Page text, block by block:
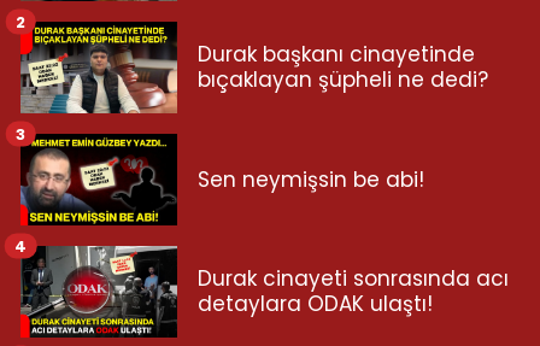
Durak başkanı cinayetinde
bıçaklayan şüpheli ne dedi?
2
Sen neymişsin be abi!
3
Durak cinayeti sonrasında acı
detaylara ODAK ulaştı!
4